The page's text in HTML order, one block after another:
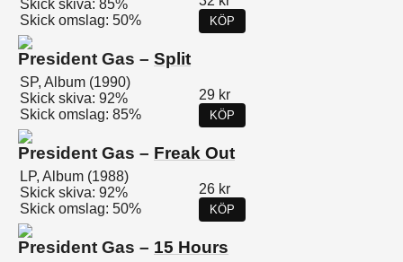
Skick skiva: 85%
Skick omslag: 50%
KÖP
President Gas – Split
SP, Album (1990)
Skick skiva: 92%
Skick omslag: 85%
29 kr
KÖP
President Gas – Freak Out
LP, Album (1988)
Skick skiva: 92%
Skick omslag: 50%
26 kr
KÖP
President Gas – 15 Hours